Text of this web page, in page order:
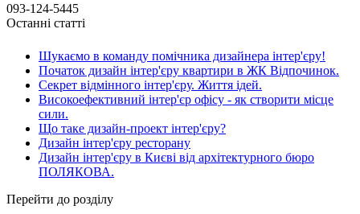
093-124-5445
Останні статті
Шукаємо в команду помічника дизайнера інтер'єру!
Початок дизайн інтер'єру квартири в ЖК Відпочинок.
Секрет відмінного інтер'єру. Життя ідей.
Високоефективний інтер'єр офісу - як створити місце
сили.
Що таке дизайн-проект інтер'єру?
Дизайн інтер'єру ресторану
Дизайн інтер'єру в Києві від архітектурного бюро
ПОЛЯКОВА.
Перейти до розділу